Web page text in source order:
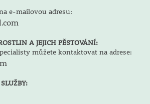
e-mailovou adresu:
A JEJICH PĚSTOVÁNÍ:
můžete kontaktovat na adrese: